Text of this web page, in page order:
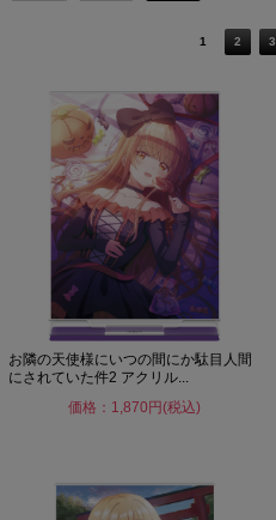
1 2 3
お隣の天使様にいつの間にか駄目人間
にされていた件2 アクリル...
価格：1,870円(税込)